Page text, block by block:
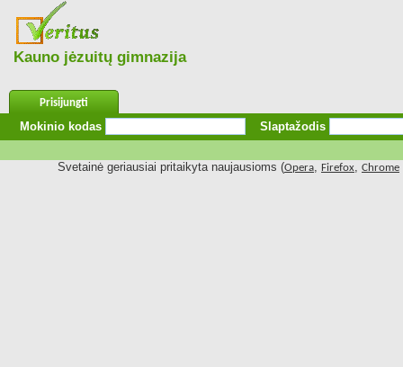
Kauno jėzuitų gimnazija
Prisijungti
Mokinio kodas Slaptažodis
Svetainė geriausiai pritaikyta naujausioms (Opera, Firefox, Chrome